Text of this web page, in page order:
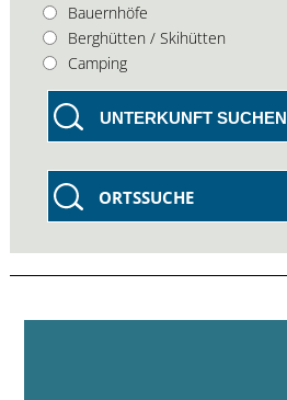
Bauernhöfe
Berghütten / Skihütten
Camping
UNTERKUNFT SUCHEN
ORTSSUCHE